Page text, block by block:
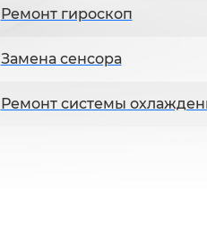
Ремонт гироскоп
Замена сенсора
Ремонт системы